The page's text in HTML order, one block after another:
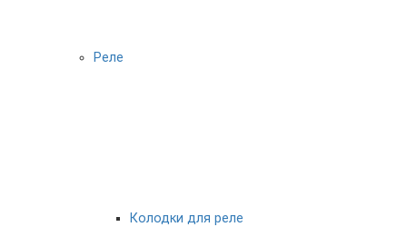
Реле
Колодки для реле